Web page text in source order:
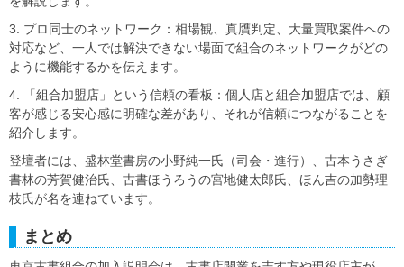
3. プロ同士のネットワーク：相場観、真贋判定、大量買取案件への
対応など、一人では解決できない場面で組合のネットワークがどの
ように機能するかを伝えます。
4. 「組合加盟店」という信頼の看板：個人店と組合加盟店では、顧
客が感じる安心感に明確な差があり、それが信頼につながることを
紹介します。
登壇者には、盛林堂書房の小野純一氏（司会・進行）、古本うさぎ
書林の芳賀健治氏、古書ほうろうの宮地健太郎氏、ほん吉の加勢理
枝氏が名を連ねています。
まとめ